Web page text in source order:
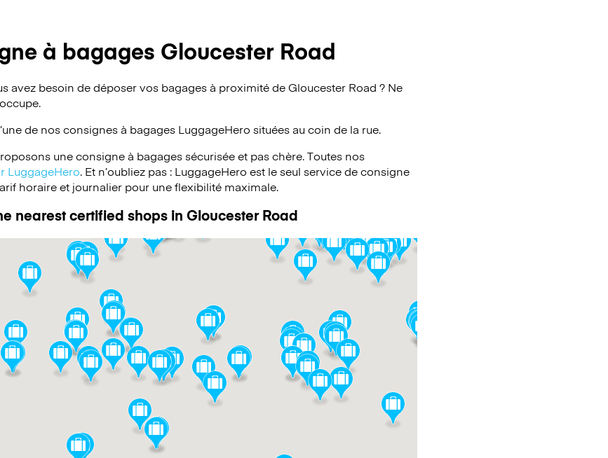
à bagages Gloucester Road
avez besoin de déposer vos bagages à proximité de Gloucester Road ? Ne
de nos consignes à bagages LuggageHero situées au coin de la rue.
une consigne à bagages sécurisée et pas chère. Toutes nos
LuggageHero. Et n’oubliez pas : LuggageHero est le seul service de consigne
horaire et journalier pour une flexibilité maximale.
nearest certified shops in Gloucester Road